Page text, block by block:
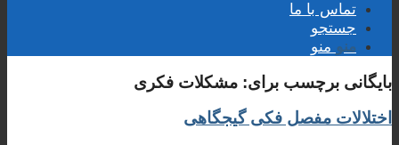
تماس با ما
جستجو
منو منو
بایگانی برچسب برای: مشکلات فکری
اختلالات مفصل فکی گیجگاهی